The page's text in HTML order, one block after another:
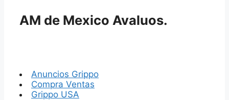
AM de Mexico Avaluos.
Anuncios Grippo
Compra Ventas
Grippo USA